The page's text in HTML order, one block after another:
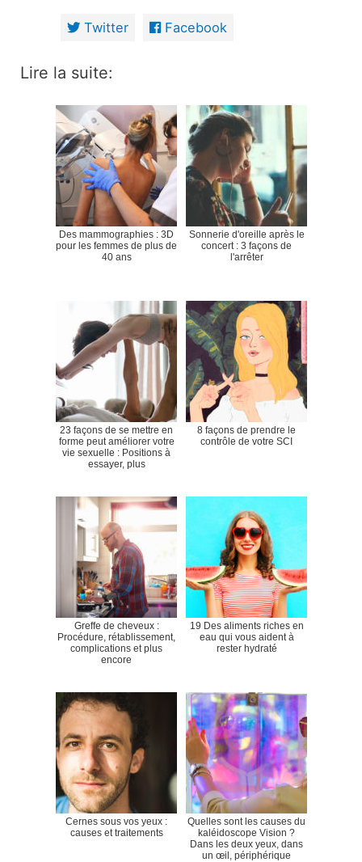
Twitter Facebook
Lire la suite:
Des mammographies : 3D
pour les femmes de plus de
40 ans
Sonnerie d'oreille après le
concert : 3 façons de
l'arrêter
23 façons de se mettre en
forme peut améliorer votre
vie sexuelle : Positions à
essayer, plus
8 façons de prendre le
contrôle de votre SCI
Greffe de cheveux :
Procédure, rétablissement,
complications et plus
encore
19 Des aliments riches en
eau qui vous aident à
rester hydraté
Cernes sous vos yeux :
causes et traitements
Quelles sont les causes du
kaléidoscope Vision ?
Dans les deux yeux, dans
un œil, périphérique